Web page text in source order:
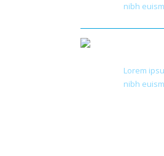
nibh
Lorem
nibh